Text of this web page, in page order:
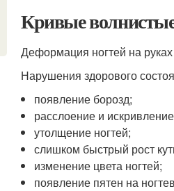
Кривые
Деформация ногтей на
Нарушения здорового
появление борозд;
расслоение и
утолщение ногтей;
слишком быстрый рост
изменение цвета ногтей;
появление пятен на